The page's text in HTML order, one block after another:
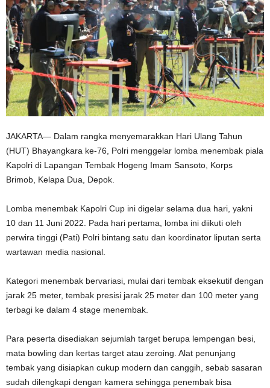
JAKARTA— Dalam rangka menyemarakkan Hari Ulang Tahun
(HUT) Bhayangkara ke-76, Polri menggelar lomba menembak piala
Kapolri di Lapangan Tembak Hogeng Imam Sansoto, Korps
Brimob, Kelapa Dua, Depok.
Lomba menembak Kapolri Cup ini digelar selama dua hari, yakni
10 dan 11 Juni 2022. Pada hari pertama, lomba ini diikuti oleh
perwira tinggi (Pati) Polri bintang satu dan koordinator liputan serta
wartawan media nasional.
Kategori menembak bervariasi, mulai dari tembak eksekutif dengan
jarak 25 meter, tembak presisi jarak 25 meter dan 100 meter yang
terbagi ke dalam 4 stage menembak.
Para peserta disediakan sejumlah target berupa lempengan besi,
mata bowling dan kertas target atau zeroing. Alat penunjang
tembak yang disiapkan cukup modern dan canggih, sebab sasaran
sudah dilengkapi dengan kamera sehingga penembak bisa